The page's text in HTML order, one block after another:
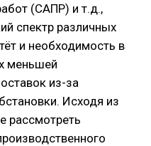
(САПР) и т.д.,
спектр различных
и необходимость в
меньшей
из-за
Исходя из
рассмотреть